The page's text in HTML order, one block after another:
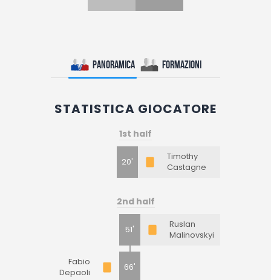
Panoramica Formazioni
STATISTICA GIOCATORE
1st half
20'
Timothy
Castagne
2nd half
51'
Ruslan
Malinovskyi
Fabio
Depaoli
66'